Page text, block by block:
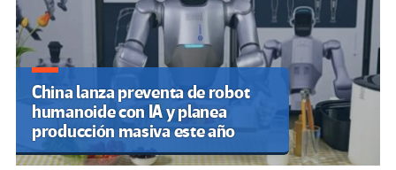
China lanza preventa de robot
humanoide con IA y planea
producción masiva este año